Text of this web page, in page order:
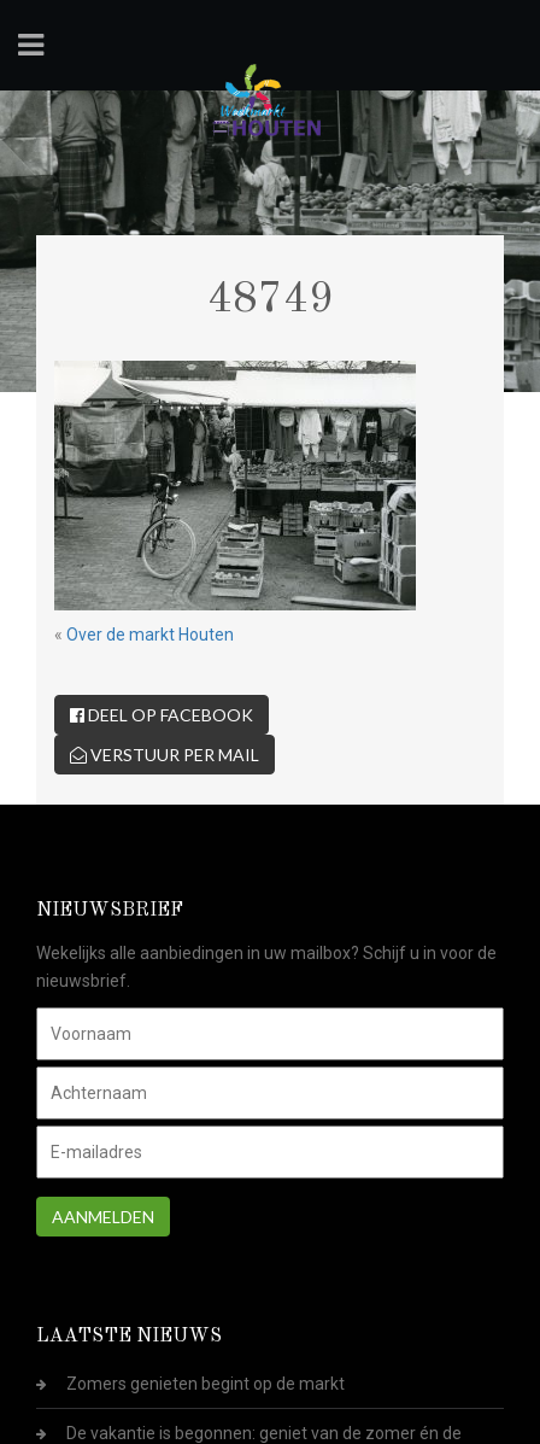
48749
« Over de markt Houten
DEEL OP FACEBOOK
VERSTUUR PER MAIL
NIEUWSBRIEF
Wekelijks alle aanbiedingen in uw mailbox? Schijf u in voor de
nieuwsbrief.
AANMELDEN
LAATSTE NIEUWS
Zomers genieten begint op de markt
De vakantie is begonnen: geniet van de zomer én de